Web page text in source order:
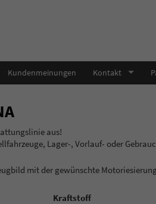
Kundenmeinungen Kontakt
jetzt die
Lager-, Vorlauf- oder
mit der gewünschte
Kraftstoff